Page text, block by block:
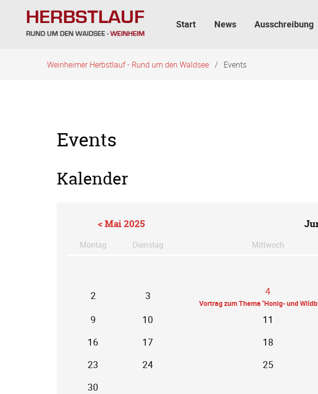
überspringen
Start News Ausschreibung
Weinheimer Herbstlauf - Rund um den Waldsee Events
Events
Kalender
< Mai 2025
Montag Dienstag Mittwoch
2
3 4
Vortrag zum Thema "Honig- und
9
10 11
16
17 18
23
24 25
30